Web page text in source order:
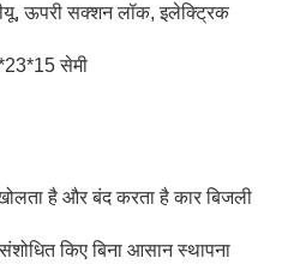
ऊपरी सक्शन लॉक, इलेक्ट्रिक
सेमी
है और बंद करता है कार बिजली
किए बिना आसान स्थापना